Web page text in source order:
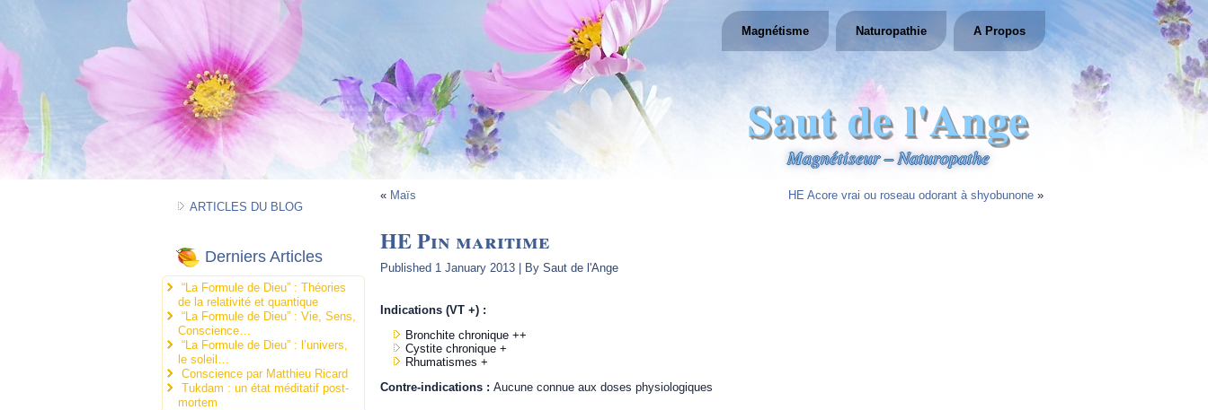
Saut de l'Ange
Magnétiseur – Naturopathe
Magnétisme Naturopathie A Propos
ARTICLES DU BLOG
Derniers Articles
“La Formule de Dieu” : Théories
de la relativité et quantique
“La Formule de Dieu” : Vie, Sens,
Conscience…
“La Formule de Dieu” : l’univers,
le soleil…
Conscience par Matthieu Ricard
Tukdam : un état méditatif post-
mortem
« Maïs HE Acore vrai ou roseau odorant à shyobunone »
HE Pin maritime
Published 1 January 2013 By Saut de l'Ange
Indications (VT +) :
Bronchite chronique ++
Cystite chronique +
Rhumatismes +
Contre-indications : Aucune connue aux doses physiologiques